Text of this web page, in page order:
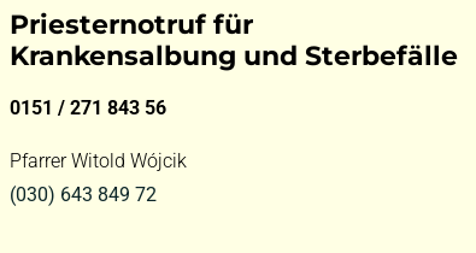
Priesternotruf für
Krankensalbung und Sterbefälle
0151 / 271 843 56
Pfarrer Witold Wójcik
(030) 643 849 72